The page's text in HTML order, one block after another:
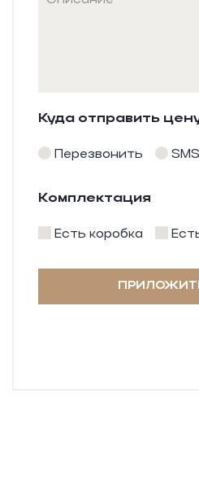
Куда отправить
Перезвонить SMS
Комплектация
Есть коробка